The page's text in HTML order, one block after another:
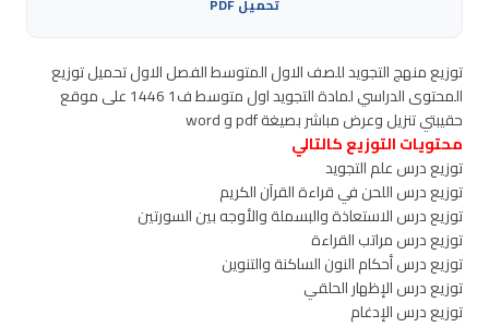
توزيع منهج التجويد للصف الاول المتوسط الفصل الاول تحميل توزيع
المحتوى الدراسي لمادة التجويد اول متوسط ف1 1446 على موقع
حقيبتي تنزيل وعرض مباشر بصيغة pdf و word
محتويات التوزيع كالتالي
توزيع درس علم التجويد
توزيع درس اللحن في قراءة القرآن الكريم
توزيع درس الاستعاذة والبسملة والأوجه بين السورتين
توزيع درس مراتب القراءة
توزيع درس أحكام النون الساكنة والتنوين
توزيع درس الإظهار الحلقي
توزيع درس الإدغام